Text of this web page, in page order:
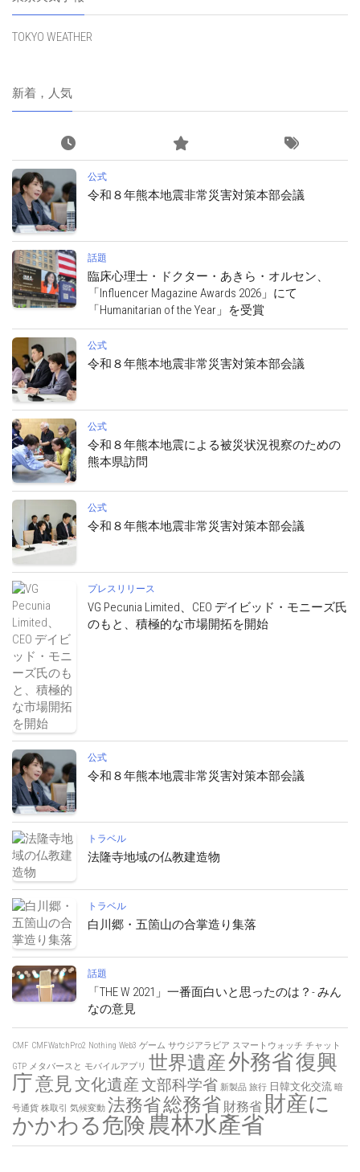
TOKYO WEATHER
新着，人気
公式
令和８年熊本地震非常災害対策本部会議
話題
臨床心理士・ドクター・あきら・オルセン、
「Influencer Magazine Awards 2026」にて
「Humanitarian of the Year」を受賞
公式
令和８年熊本地震非常災害対策本部会議
公式
令和８年熊本地震による被災状況視察のための
熊本県訪問
公式
令和８年熊本地震非常災害対策本部会議
プレスリリース
VG Pecunia Limited、CEO デイビッド・モニーズ氏
のもと、積極的な市場開拓を開始
公式
令和８年熊本地震非常災害対策本部会議
トラベル
法隆寺地域の仏教建造物
トラベル
白川郷・五箇山の合掌造り集落
話題
「THE W 2021」一番面白いと思ったのは？- みん
なの意見
CMF CMFWatchPro2 Nothing Web3 ゲーム サウジアラビア スマートウォッチ チャット
GTP メタバースと モバイルアプリ 世界遺産外務省復興
庁意見文化遺産文部科学省 新製品 旅行 日韓文化交流 暗
号通貨 株取引 気候変動 法務省総務省 財務省 財産に
かかわる危険 農林水產省